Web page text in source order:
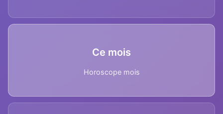
Ce mois
Horoscope mois